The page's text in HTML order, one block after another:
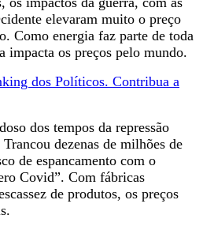
elevaram muito o preço
Como energia faz parte de toda
impacta os preços pelo mundo.
dos Políticos. Contribua a
dos tempos da repressão
dezenas de milhões de
de espancamento com o
Covid”. Com fábricas
de produtos, os preços